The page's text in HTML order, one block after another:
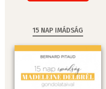
15 NAP IMÁDSÁG